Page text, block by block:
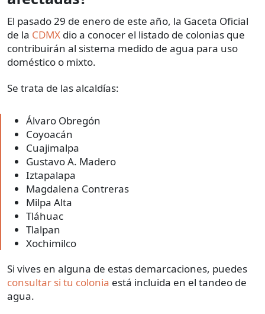
El pasado 29 de enero de este año, la Gaceta Oficial
de la CDMX dio a conocer el listado de colonias que
contribuirán al sistema medido de agua para uso
doméstico o mixto.
Se trata de las alcaldías:
Álvaro Obregón
Coyoacán
Cuajimalpa
Gustavo A. Madero
Iztapalapa
Magdalena Contreras
Milpa Alta
Tláhuac
Tlalpan
Xochimilco
Si vives en alguna de estas demarcaciones, puedes
consultar si tu colonia está incluida en el tandeo de
agua.